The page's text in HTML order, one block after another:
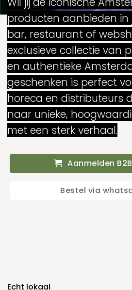
producten aanbieden in
bar, restaurant of
exclusieve collectie van
en authentieke
geschenken is perfect
horeca en distributeurs
naar unieke,
met een sterk verhaal.
Aanmelden
Bestel via
Echt lokaal